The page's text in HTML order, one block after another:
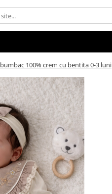
100% crem cu bentita 0-3 luni